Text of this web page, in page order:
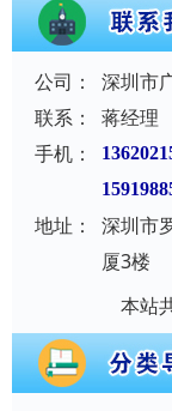
公司：
深圳市
联系：
蒋经理
手机：
地址：
深圳市
厦3楼
本站